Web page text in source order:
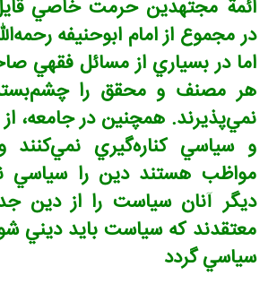
ائمة مجتهدين حرمت خاصي
در مجموع از امام ابوحنيفه
اما در بسياري از مسائل فقهي
هر مصنف و محقق را
نمي‌پذيرند. همچنين در جامعه،
و سياسي کناره‌گيري
مواظب هستند دين را سياسي
ديگر آنان سياست را از دين
معتقدند که سياست بايد ديني
سياسي گردد